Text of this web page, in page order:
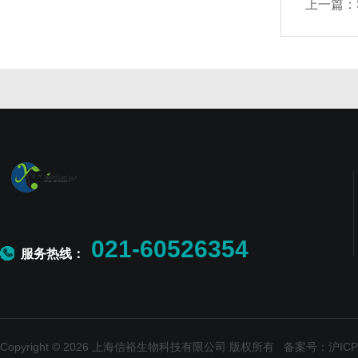
上一篇：
服务热线： 021-60526354
Copyright © 2026 上海信裕生物科技有限公司 版权所有 备案号：沪